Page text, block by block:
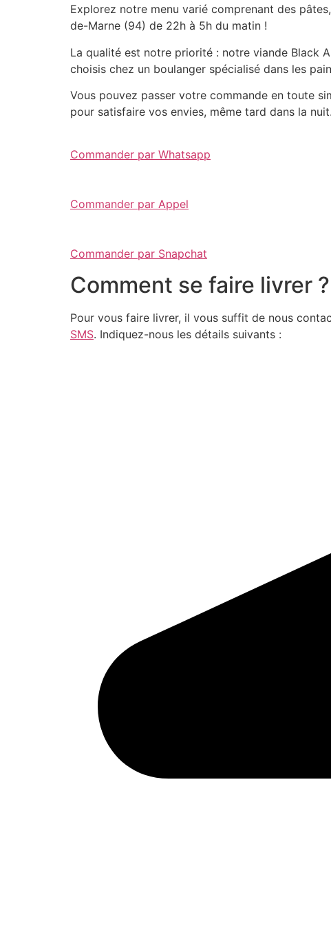
Explorez notre menu varié comprenant des
de-Marne (94) de 22h à 5h du matin !
La qualité est notre priorité : notre viande Black
choisis chez un boulanger spécialisé dans les
Vous pouvez passer votre commande en toute
pour satisfaire vos envies, même tard dans la nuit.
Commander par Whatsapp
Commander par Appel
Commander par Snapchat
Comment se faire livrer ?
Pour vous faire livrer, il vous suffit de nous
SMS. Indiquez-nous les détails suivants :